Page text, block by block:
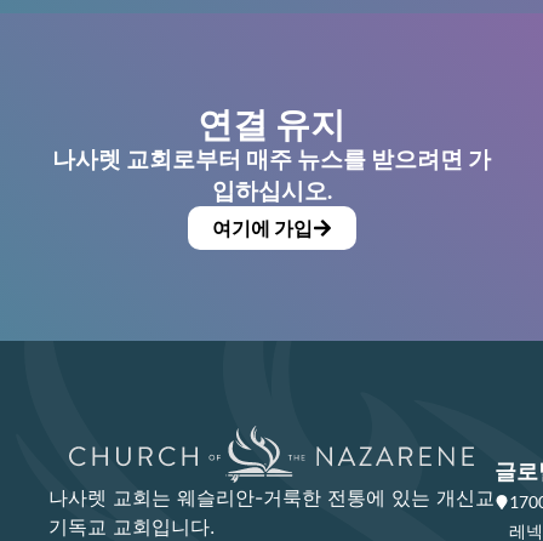
연결 유지
나사렛 교회로부터 매주 뉴스를 받으려면 가
입하십시오.
여기에 가입
나사렛 교회는 웨슬리안-거룩한 전통에 있는 개신교
기독교 교회입니다.
글로
레